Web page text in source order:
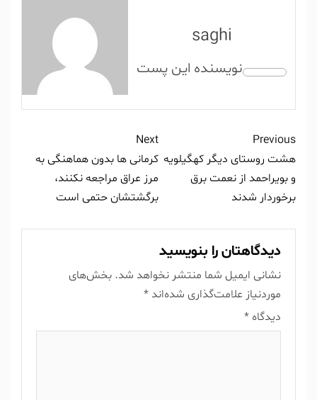
saghi
Previous
هشت روستای دیگر کهگیلویه
و بویراحمد از نعمت برق
برخوردار شدند
Next
کرمانی ها بدون هماهنگی به
مرز عراق مراجعه نکنند،
برگشتشان حتمی است
دیدگاهتان را بنویسید
نشانی ایمیل شما منتشر نخواهد شد. بخش‌های
موردنیاز علامت‌گذاری شده‌اند *
دیدگاه *